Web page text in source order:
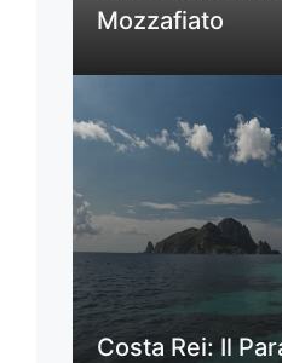
Mozzafiato
Costa Rei: Il